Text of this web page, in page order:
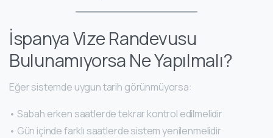
İspanya Vize Randevusu
Bulunamıyorsa Ne Yapılmalı?
Eğer sistemde uygun tarih görünmüyorsa:
• Sabah erken saatlerde tekrar kontrol edilmelidir
• Gün içinde farklı saatlerde sistem yenilenmelidir